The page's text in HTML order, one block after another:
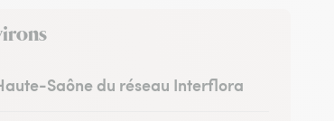
Saône du réseau Interflora